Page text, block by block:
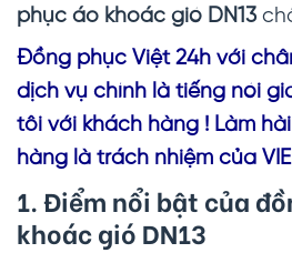
phục áo khoác gió DN13
Đồng phục Việt 24h với
dịch vụ chính là tiếng nói
tôi với khách hàng ! Làm
hàng là trách nhiệm của
1. Điểm nổi bật của
khoác gió DN13